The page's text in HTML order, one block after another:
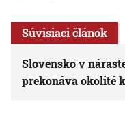
Súvisiaci článok
Slovensko v
prekonáva okolité